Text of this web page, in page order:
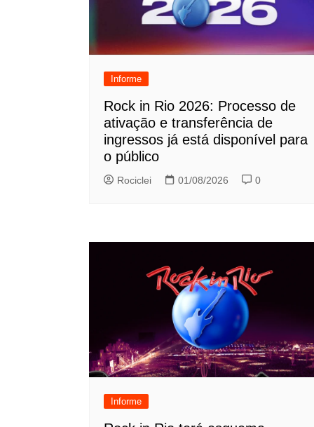
Informe
Rock in Rio 2026: Processo de
ativação e transferência de
ingressos já está disponível para
o público
Rociclei 01/08/2026 0
Informe